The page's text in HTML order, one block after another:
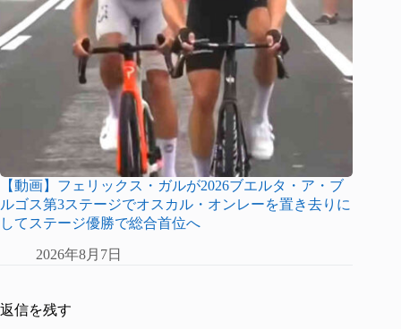
【動画】フェリックス・ガルが2026ブエルタ・ア・ブ
ルゴス第3ステージでオスカル・オンレーを置き去りに
してステージ優勝で総合首位へ
2026年8月7日
返信を残す